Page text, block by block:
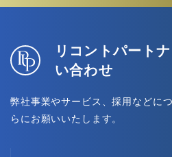
リコントパート
い合わせ
弊社事業やサービス、採用などに
らにお願いいたします。